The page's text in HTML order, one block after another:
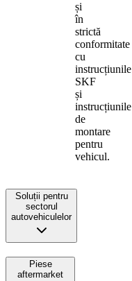
și
în
strictă
conformitate
cu
instrucțiunile
SKF
și
instrucțiunile
de
montare
pentru
vehicul.
Soluții pentru
sectorul
autovehiculelor
Piese
aftermarket